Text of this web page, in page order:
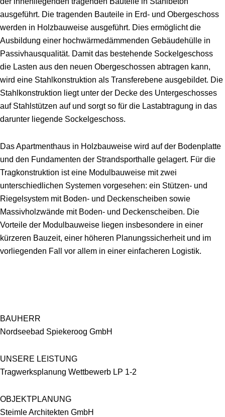
ausgeführt. Die tragenden Bauteile in Erd- und Obergeschoss
werden in Holzbauweise ausgeführt. Dies ermöglicht die
Ausbildung einer hochwärmedämmenden Gebäudehülle in
Passivhausqualität. Damit das bestehende Sockelgeschoss
die Lasten aus den neuen Obergeschossen abtragen kann,
wird eine Stahlkonstruktion als Transferebene ausgebildet. Die
Stahlkonstruktion liegt unter der Decke des Untergeschosses
auf Stahlstützen auf und sorgt so für die Lastabtragung in das
darunter liegende Sockelgeschoss.
Das Apartmenthaus in Holzbauweise wird auf der Bodenplatte
und den Fundamenten der Strandsporthalle gelagert. Für die
Tragkonstruktion ist eine Modulbauweise mit zwei
unterschiedlichen Systemen vorgesehen: ein Stützen- und
Riegelsystem mit Boden- und Deckenscheiben sowie
Massivholzwände mit Boden- und Deckenscheiben. Die
Vorteile der Modulbauweise liegen insbesondere in einer
kürzeren Bauzeit, einer höheren Planungssicherheit und im
vorliegenden Fall vor allem in einer einfacheren Logistik.
BAUHERR
Nordseebad Spiekeroog GmbH
UNSERE LEISTUNG
Tragwerksplanung Wettbewerb LP 1-2
OBJEKTPLANUNG
Steimle Architekten GmbH